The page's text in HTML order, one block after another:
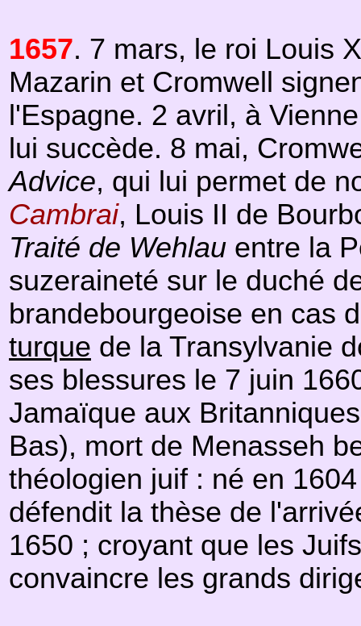
1657. 7 mars, le roi Louis
Mazarin et Cromwell
l'Espagne. 2 avril, à
lui succède. 8 mai,
Advice, qui lui permet de
Cambrai, Louis II de
Traité de Wehlau entre la
suzeraineté sur le duché
brandebourgeoise en cas
turque de la Transylvanie
ses blessures le 7 juin
Jamaïque aux
Bas), mort de Menasseh
théologien juif : né en
défendit la thèse de
1650 ; croyant que les
convaincre les grands